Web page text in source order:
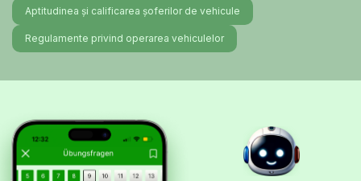
Aptitudinea și calificarea șoferilor de vehicule
Regulamente privind operarea vehiculelor